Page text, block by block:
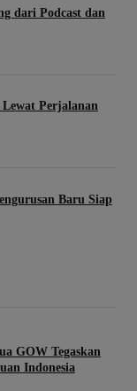
dari Podcast dan
Lewat Perjalanan
Baru Siap
GOW Tegaskan
Indonesia